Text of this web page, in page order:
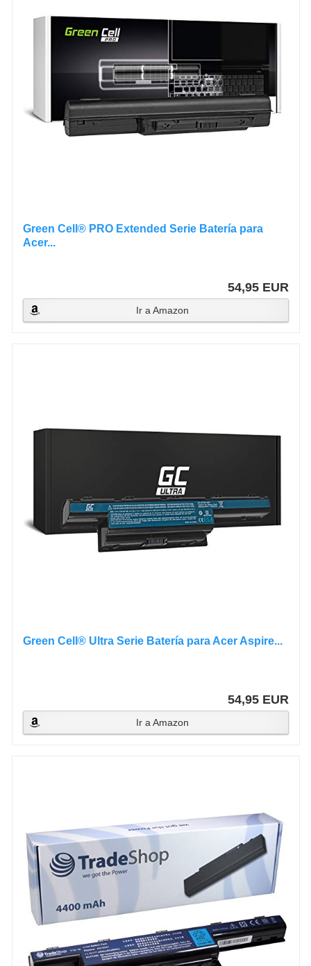
Green Cell® PRO Extended Serie Batería para
Acer...
54,95 EUR
Ir a Amazon
Green Cell® Ultra Serie Batería para Acer Aspire...
54,95 EUR
Ir a Amazon